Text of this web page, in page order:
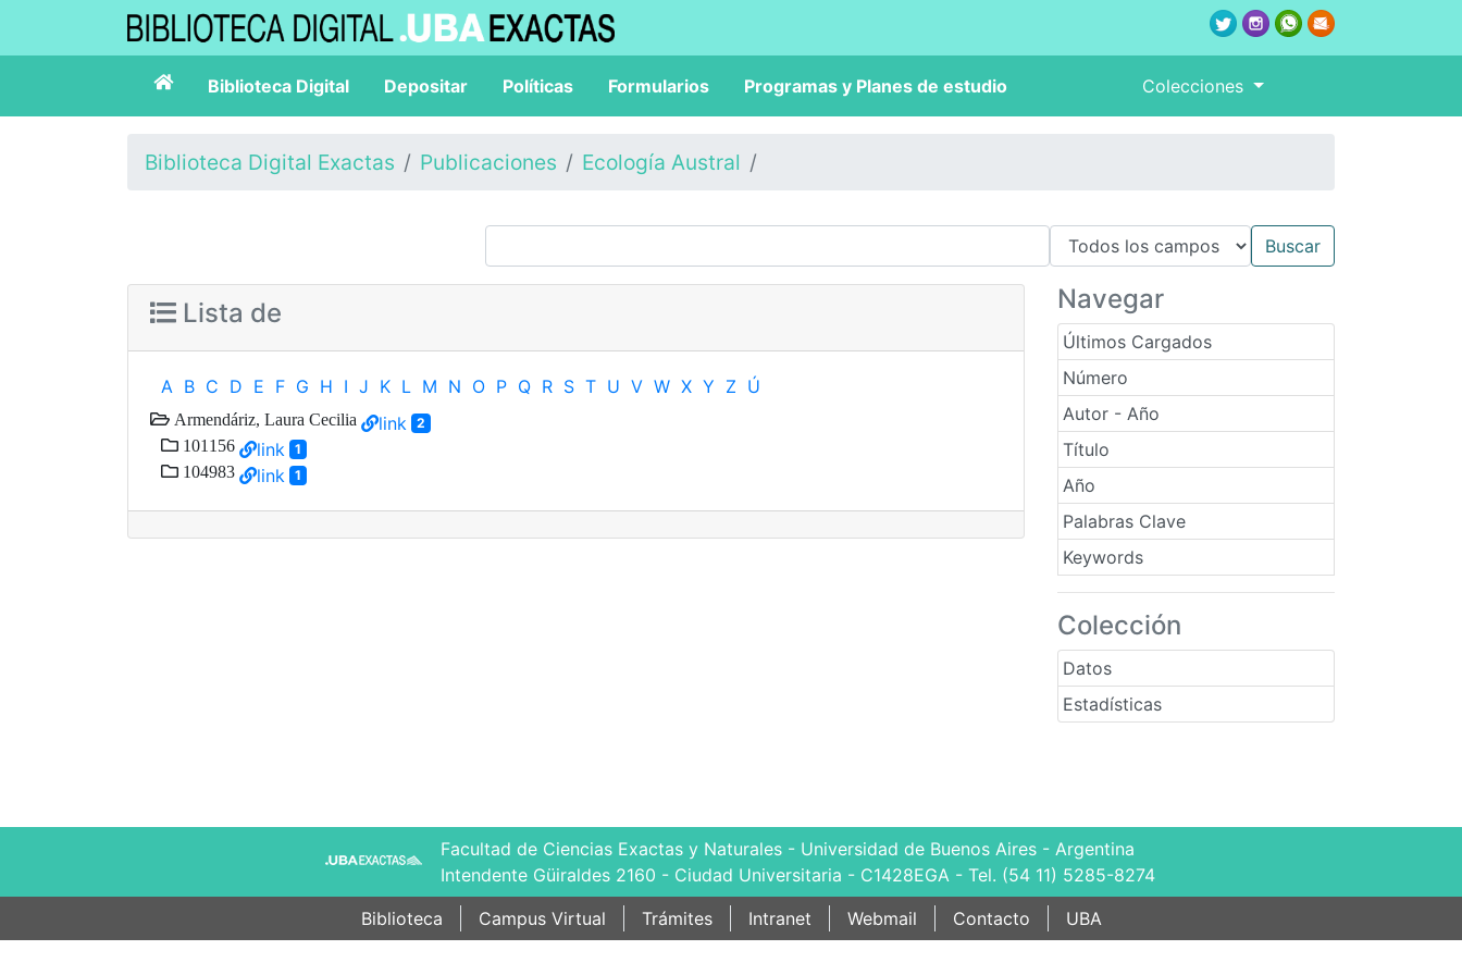
Biblioteca Digital Depositar Políticas Formularios Programas y Planes de estudio Colecciones
Biblioteca Digital Exactas Publicaciones Ecología Austral
Navegar
Últimos Cargados
Número
Autor - Año
Título
Año
Palabras Clave
Keywords
Colección
Datos
Estadísticas
Lista de
A B C D E F G H I J K L M N O P Q R S T U V W X Y Z Ú
Armendáriz, Laura Cecilia link 2
101156 link 1
104983 link 1
Facultad de Ciencias Exactas y Naturales - Universidad de Buenos Aires - Argentina
Intendente Güiraldes 2160 - Ciudad Universitaria - C1428EGA - Tel. (54 11) 5285-8274
Biblioteca
Campus Virtual Trámites Intranet Webmail Contacto UBA